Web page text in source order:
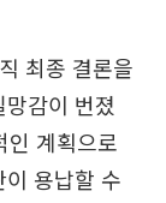
최종 결론을
감이 번졌
인 계획으로
용납할 수